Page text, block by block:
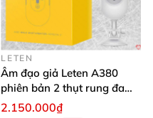
LETEN
Âm đạo giả Leten A380
phiên bản 2 thụt rung đa
chế độ, siêu mềm
2.150.000₫